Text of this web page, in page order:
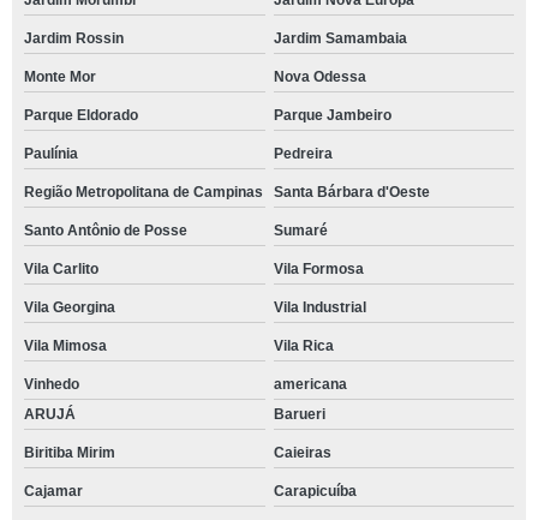
Jardim Rossin Jardim Samambaia
Monte Mor Nova Odessa
Parque Eldorado Parque Jambeiro
Paulínia Pedreira
Região Metropolitana de Campinas Santa Bárbara d'Oeste
Santo Antônio de Posse Sumaré
Vila Carlito Vila Formosa
Vila Georgina Vila Industrial
Vila Mimosa Vila Rica
Vinhedo
americana
ARUJÁ
Barueri
Biritiba Mirim Caieiras
Cajamar Carapicuíba